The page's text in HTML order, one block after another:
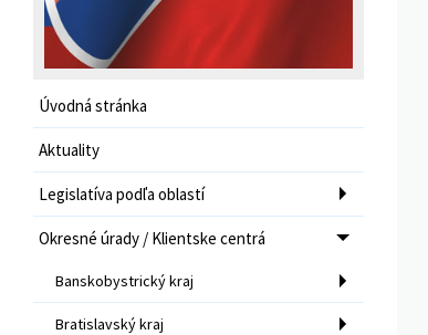
Úvodná stránka
Aktuality
Legislatíva podľa oblastí
Okresné úrady / Klientske centrá
Banskobystrický kraj
Bratislavský kraj